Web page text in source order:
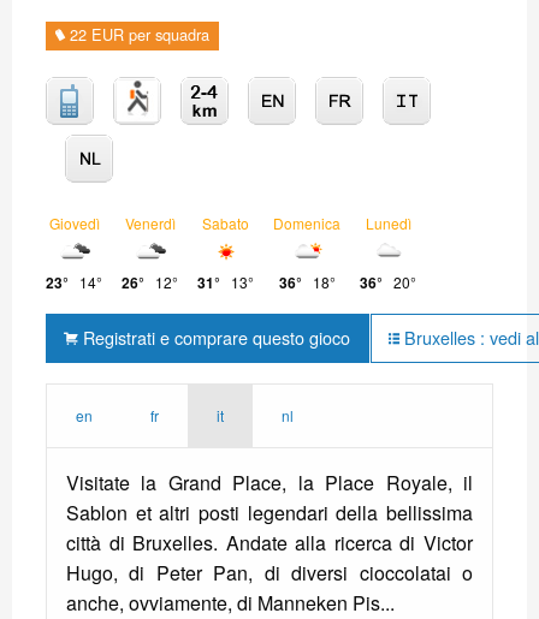
22 EUR per squadra
Giovedì
23° 14°
Venerdì
26° 12°
Sabato
31° 13°
Domenica
36° 18°
Lunedì
36° 20°
Registrati e comprare questo gioco Bruxelles : vedi
en fr it nl
Visitate la Grand Place, la Place Royale, il
Sablon et altri posti legendari della bellissima
città di Bruxelles. Andate alla ricerca di Victor
Hugo, di Peter Pan, di diversi cioccolatai o
anche, ovviamente, di Manneken Pis...